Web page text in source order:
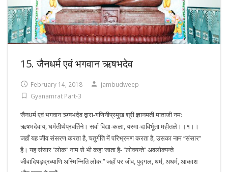
15. जैनधर्म एवं भगवान ऋषभदेव
February 14, 2018
jambudweep
Gyanamrat Part-3
जैनधर्म एवं भगवान ऋषभदेव द्वारा-गणिनीप्रमुख श्री ज्ञानमती माताजी नम:
ऋषभदेवाय, धर्मतीर्थप्रवर्तिने। सर्वा विद्या-कला, यस्मा-दाविर्भूता महीतले।।१।।
जहाँ यह जीव संसरण करता है, चतुर्गति में परिभ्रमण करता है, उसका नाम ‘‘संसार’’
है। यह संसार ‘‘लोक’’ नाम से भी कहा जाता है- ‘‘लोक्यन्ते’’ अवलोक्यन्ते
जीवादिषड्द्रव्याणि अस्मिन्निति लोक:’’ जहाँ पर जीव, पुद्गल, धर्म, अधर्म, आकाश